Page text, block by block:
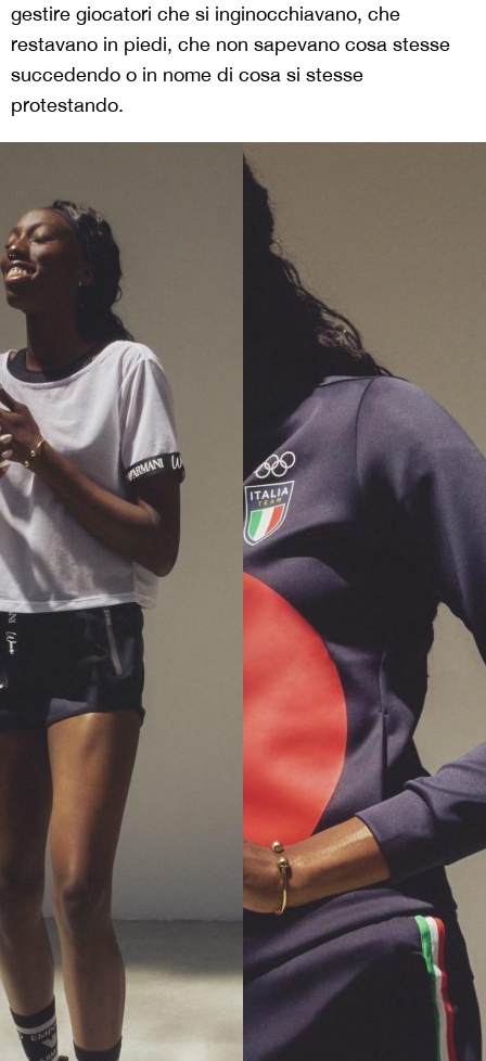
gestire giocatori che si inginocchiavano, che
restavano in piedi, che non sapevano cosa stesse
succedendo o in nome di cosa si stesse
protestando.